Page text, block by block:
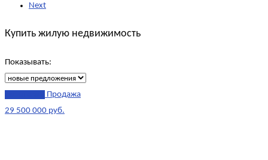
Next
Купить жилую недвижимость
Показывать:
Продажа
29 500 000 руб.